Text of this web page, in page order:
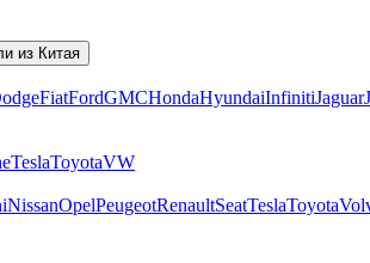
из Китая
FiatFordGMCHondaHyundaiInfinitiJaguar
TeslaToyotaVW
NissanOpelPeugeotRenaultSeatTeslaToyota